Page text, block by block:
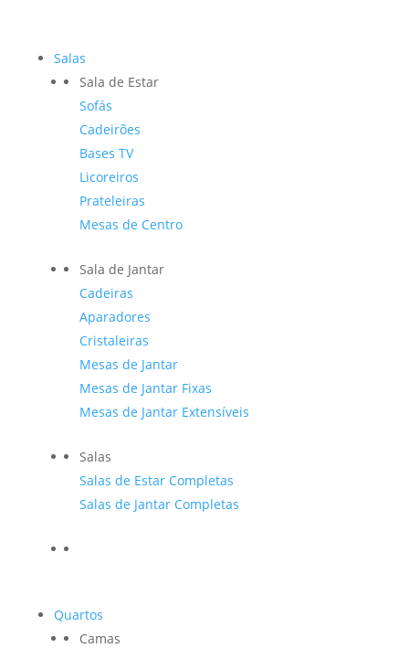
Salas
Sala de Estar
Sofás
Cadeirões
Bases TV
Licoreiros
Prateleiras
Mesas de Centro
Sala de Jantar
Cadeiras
Aparadores
Cristaleiras
Mesas de Jantar
Mesas de Jantar Fixas
Mesas de Jantar Extensíveis
Salas
Salas de Estar Completas
Salas de Jantar Completas
Quartos
Camas